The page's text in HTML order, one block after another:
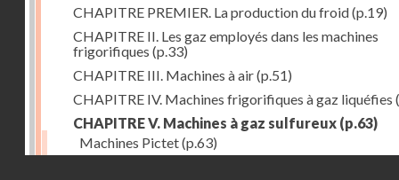
CHAPITRE PREMIER. La production du froid(p.19)
CHAPITRE II. Les gaz employés dans les machines
frigorifiques (p.33)
CHAPITRE III. Machines à air(p.51)
CHAPITRE IV. Machines frigorifiques à gaz liquéfies
CHAPITRE V. Machines à gaz sulfureux (p.63)
Machines Pictet(p.63)